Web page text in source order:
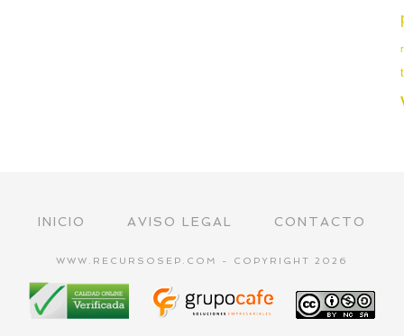
INICIO AVISO LEGAL CONTACTO
WWW.RECURSOSEP.COM - COPYRIGHT 2026